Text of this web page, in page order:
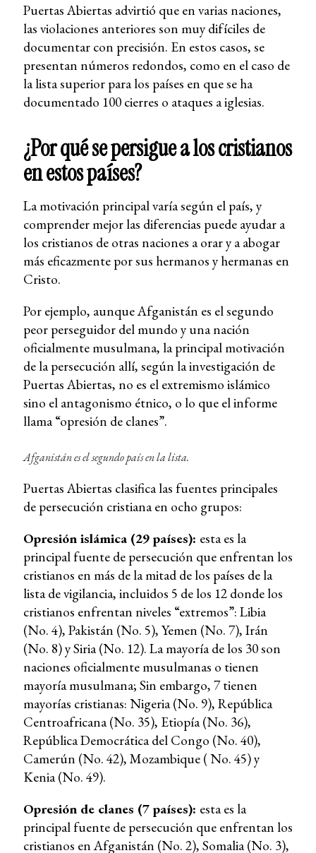
Puertas Abiertas advirtió que en varias naciones,
las violaciones anteriores son muy difíciles de
documentar con precisión. En estos casos, se
presentan números redondos, como en el caso de
la lista superior para los países en que se ha
documentado 100 cierres o ataques a iglesias.
¿Por qué se persigue a los cristianos
en estos países?
La motivación principal varía según el país, y
comprender mejor las diferencias puede ayudar a
los cristianos de otras naciones a orar y a abogar
más eficazmente por sus hermanos y hermanas en
Cristo.
Por ejemplo, aunque Afganistán es el segundo
peor perseguidor del mundo y una nación
oficialmente musulmana, la principal motivación
de la persecución allí, según la investigación de
Puertas Abiertas, no es el extremismo islámico
sino el antagonismo étnico, o lo que el informe
llama “opresión de clanes”.
Afganistán es el segundo país en la lista.
Puertas Abiertas clasifica las fuentes principales
de persecución cristiana en ocho grupos:
Opresión islámica (29 países): esta es la
principal fuente de persecución que enfrentan los
cristianos en más de la mitad de los países de la
lista de vigilancia, incluidos 5 de los 12 donde los
cristianos enfrentan niveles “extremos”: Libia
(No. 4), Pakistán (No. 5), Yemen (No. 7), Irán
(No. 8) y Siria (No. 12). La mayoría de los 30 son
naciones oficialmente musulmanas o tienen
mayoría musulmana; Sin embargo, 7 tienen
mayorías cristianas: Nigeria (No. 9), República
Centroafricana (No. 35), Etiopía (No. 36),
República Democrática del Congo (No. 40),
Camerún (No. 42), Mozambique ( No. 45) y
Kenia (No. 49).
Opresión de clanes (7 países): esta es la
principal fuente de persecución que enfrentan los
cristianos en Afganistán (No. 2), Somalia (No. 3),